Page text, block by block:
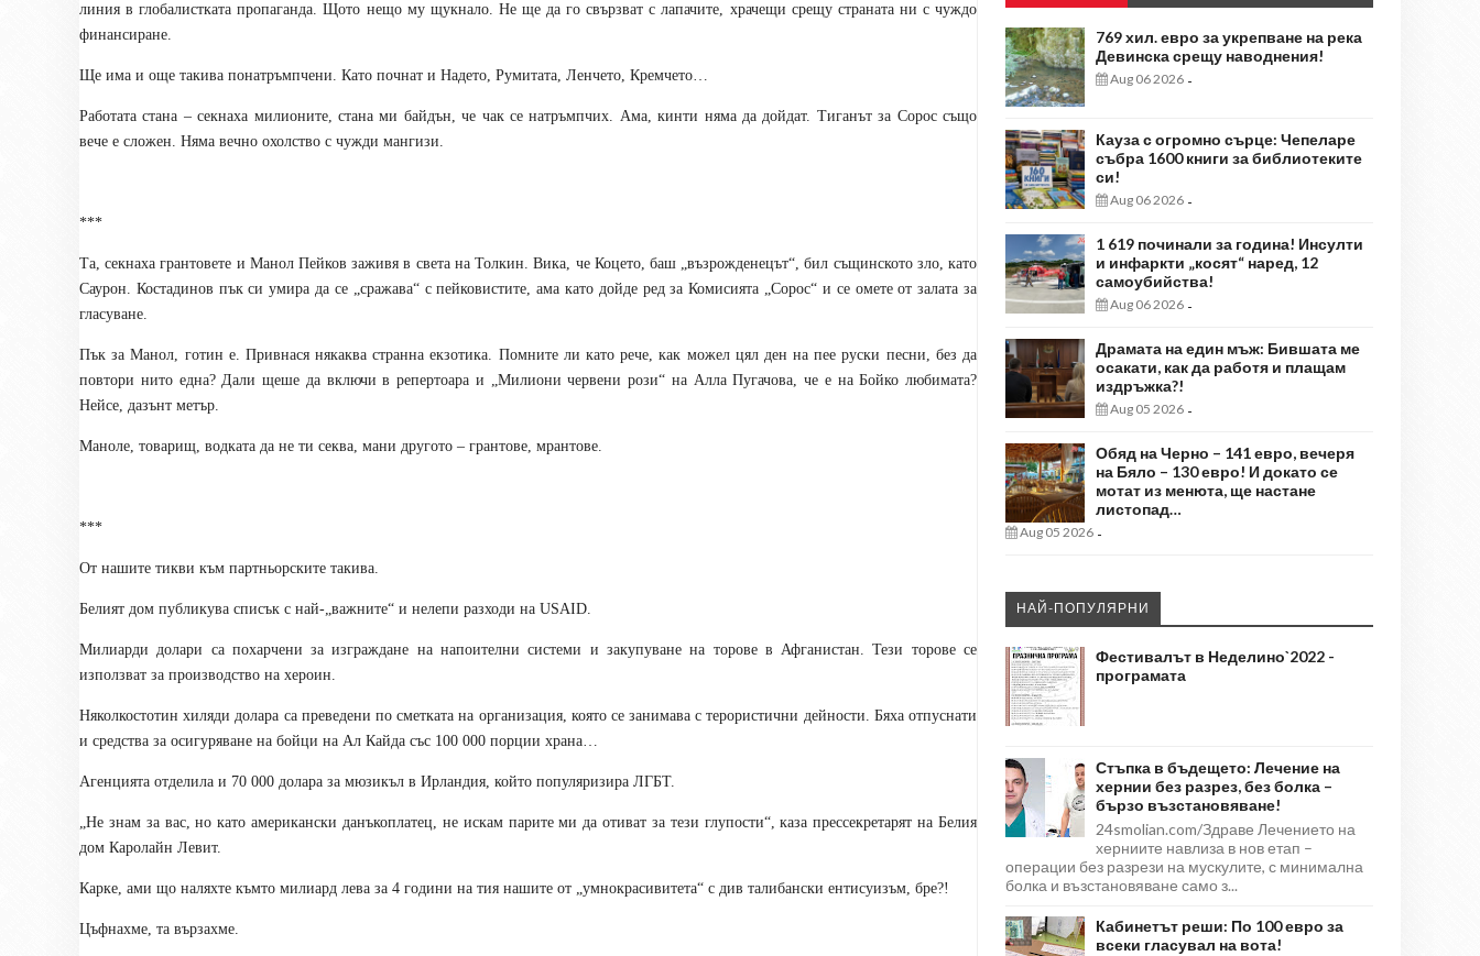
линия в глобалистката пропаганда. Щото нещо му щукнало. Не ще да го свързват с лапачите, храчещи срещу страната ни с чуждо
финансиране.
Ще има и още такива понатръмпчени. Като почнат и Надето, Румитата, Ленчето, Кремчето…
Работата стана – секнаха милионите, стана ми байдън, че чак се натръмпчих. Ама, кинти няма да дойдат. Тиганът за Сорос също
вече е сложен. Няма вечно охолство с чужди мангизи.
***
Та, секнаха грантовете и Манол Пейков заживя в света на Толкин. Вика, че Коцето, баш „възрожденецът“, бил същинското зло, като
Саурон. Костадинов пък си умира да се „сражава“ с пейковистите, ама като дойде ред за Комисията „Сорос“ и се омете от залата за
гласуване.
Пък за Манол, готин е. Привнася някаква странна екзотика. Помните ли като рече, как можел цял ден на пее руски песни, без да
повтори нито една? Дали щеше да включи в репертоара и „Милиони червени рози“ на Алла Пугачова, че е на Бойко любимата?
Нейсе, дазънт метър.
Маноле, товарищ, водката да не ти секва, мани другото – грантове, мрантове.
***
От нашите тикви към партньорските такива.
Белият дом публикува списък с най-„важните“ и нелепи разходи на USAID.
Милиарди долари са похарчени за изграждане на напоителни системи и закупуване на торове в Афганистан. Тези торове се
използват за производство на хероин.
Няколкостотин хиляди долара са преведени по сметката на организация, която се занимава с терористични дейности. Бяха отпуснати
и средства за осигуряване на бойци на Ал Кайда със 100 000 порции храна…
Агенцията отделила и 70 000 долара за мюзикъл в Ирландия, който популяризира ЛГБТ.
„Не знам за вас, но като американски данъкоплатец, не искам парите ми да отиват за тези глупости“, каза прессекретарят на Белия
дом Каролайн Левит.
Карке, ами що наляхте къмто милиард лева за 4 години на тия нашите от „умнокрасивитета“ с див талибански ентисуизъм, бре?!
Цъфнахме, та вързахме.
769 хил. евро за укрепване на река
Девинска срещу наводнения!
Aug 06 2026 -
Кауза с огромно сърце: Чепеларе
събра 1600 книги за библиотеките
си!
Aug 06 2026 -
1 619 починали за година! Инсулти
и инфаркти „косят“ наред, 12
самоубийства!
Aug 06 2026 -
Драмата на един мъж: Бившата ме
осакати, как да работя и плащам
издръжка?!
Aug 05 2026 -
Обяд на Черно – 141 евро, вечеря
на Бяло – 130 евро! И докато се
мотат из менюта, ще настане
листопад…
Aug 05 2026 -
НАЙ-ПОПУЛЯРНИ
Фестивалът в Неделино`2022 -
програмата
Стъпка в бъдещето: Лечение на
хернии без разрез, без болка –
бързо възстановяване!
24smolian.com/Здраве Лечението на
херниите навлиза в нов етап –
операции без разрези на мускулите, с минимална
болка и възстановяване само з...
Кабинетът реши: По 100 евро за
всеки гласувал на вота!